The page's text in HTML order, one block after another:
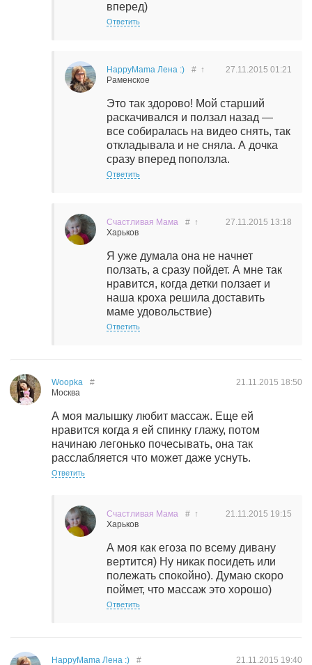
вперед)
Ответить
HappyMama Лена :)
Раменское
27.11.2015 01:21
# ↑
Это так здорово! Мой старший
раскачивался и ползал назад —
все собиралась на видео снять, так
откладывала и не сняла. А дочка
сразу вперед поползла.
Ответить
Счастливая Мама
Харьков
27.11.2015 13:18
# ↑
Я уже думала она не начнет
ползать, а сразу пойдет. А мне так
нравится, когда детки ползает и
наша кроха решила доставить
маме удовольствие)
Ответить
Woopka
Москва
21.11.2015 18:50
#
А моя малышку любит массаж. Еще ей
нравится когда я ей спинку глажу, потом
начинаю легонько почесывать, она так
расслабляется что может даже уснуть.
Ответить
Счастливая Мама
Харьков
21.11.2015 19:15
# ↑
А моя как егоза по всему дивану
вертится) Ну никак посидеть или
полежать спокойно). Думаю скоро
поймет, что массаж это хорошо)
Ответить
HappyMama Лена :) 21.11.2015 19:40
#